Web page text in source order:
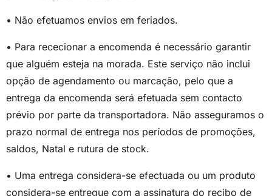
• Não efetuamos envios em feriados.
• Para rececionar a encomenda é necessário garantir
que alguém esteja na morada. Este serviço não inclui
opção de agendamento ou marcação, pelo que a
entrega da encomenda será efetuada sem contacto
prévio por parte da transportadora. Não asseguramos o
prazo normal de entrega nos períodos de promoções,
saldos, Natal e rutura de stock.
• Uma entrega considera-se efectuada ou um produto
considera-se entregue com a assinatura do recibo de